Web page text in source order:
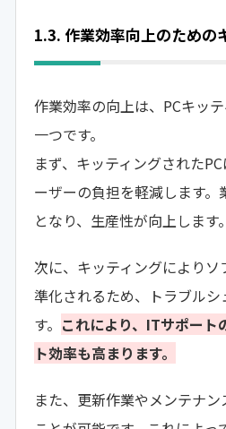
1.3. 作業効率向上のための
作業効率の向上は、PCキッ
一つです。
まず、キッティングされた
ーザーの負担を軽減します
となり、生産性が向上します。
次に、キッティングにより
準化されるため、トラブル
す。 これにより、ITサポート
ト効率も高まります。
また、更新作業やメンテナ